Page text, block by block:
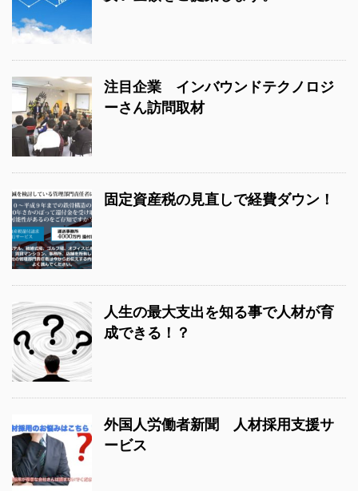
注目企業 インバウンドテクノロジ
ーさん訪問取材
固定資産税の見直しで経費ダウン！
人生の最大支出を知る事で人材が育
成できる！？
外国人労働者新聞 人材採用支援サ
ービス